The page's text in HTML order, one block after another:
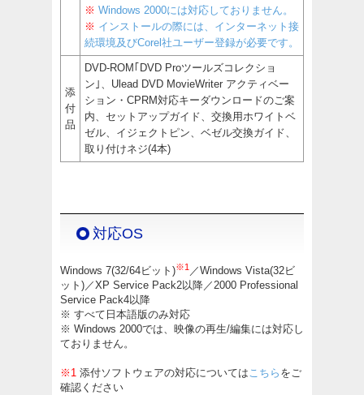
※ Windows 2000には対応しておりません。
※ インストールの際には、インターネット接
続環境及びCorel社ユーザー登録が必要です。
添
付
品
DVD-ROM｢DVD Proツールズコレクショ
ン｣、Ulead DVD MovieWriter アクティベー
ション・CPRM対応キーダウンロードのご案
内、セットアップガイド、交換用ホワイトベ
ゼル、イジェクトピン、ベゼル交換ガイド、
取り付けネジ(4本)
対応OS
Windows 7(32/64ビット)※1 ／Windows Vista(32ビ
ット)／XP Service Pack2以降／2000 Professional
Service Pack4以降
※ すべて日本語版のみ対応
※ Windows 2000では、映像の再生/編集には対応し
ておりません。
※1 添付ソフトウェアの対応についてはこちら をご
確認ください